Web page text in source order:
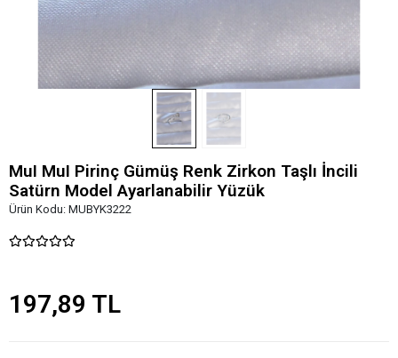
MuI MuI Pirinç Gümüş Renk Zirkon Taşlı İncili
Satürn Model Ayarlanabilir Yüzük
Ürün Kodu: MUBYK3222
197,89 TL